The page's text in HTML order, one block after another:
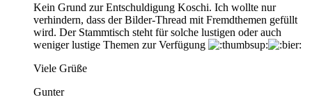
Kein Grund zur Entschuldigung Koschi. Ich wollte nur
verhindern, dass der Bilder-Thread mit Fremdthemen gefüllt
wird. Der Stammtisch steht für solche lustigen oder auch
weniger lustige Themen zur Verfügung
Viele Grüße
Gunter